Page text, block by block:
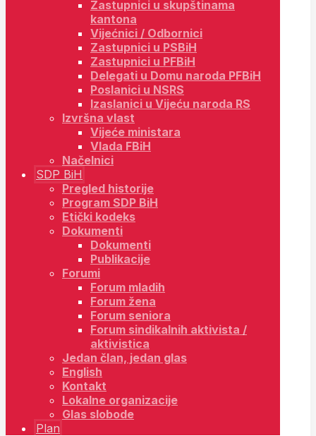
Zastupnici u skupštinama
kantona
Vijećnici / Odbornici
Zastupnici u PSBiH
Zastupnici u PFBiH
Delegati u Domu naroda PFBiH
Poslanici u NSRS
Izaslanici u Vijeću naroda RS
Izvršna vlast
Vijeće ministara
Vlada FBiH
Načelnici
SDP BiH
Pregled historije
Program SDP BiH
Etički kodeks
Dokumenti
Dokumenti
Publikacije
Forumi
Forum mladih
Forum žena
Forum seniora
Forum sindikalnih aktivista /
aktivistica
Jedan član, jedan glas
English
Kontakt
Lokalne organizacije
Glas slobode
Plan